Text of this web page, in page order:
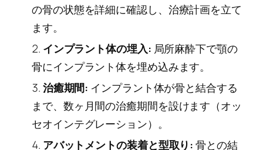
の骨の状態を詳細に確認し、治療計画を立て
ます。
インプラント体の埋入: 局所麻酔下で顎の
骨にインプラント体を埋め込みます。
治癒期間: インプラント体が骨と結合する
まで、数ヶ月間の治癒期間を設けます（オッ
セオインテグレーション）。
アバットメントの装着と型取り:骨との結